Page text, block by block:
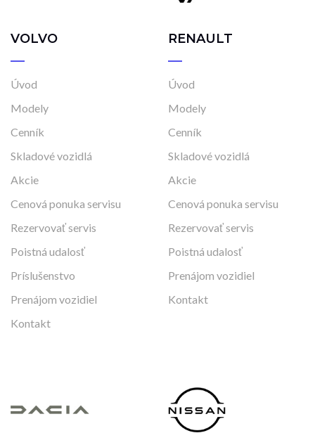
VOLVO
Úvod
Modely
Cenník
Skladové vozidlá
Akcie
Cenová ponuka servisu
Rezervovať servis
Poistná udalosť
Príslušenstvo
Prenájom vozidiel
Kontakt
RENAULT
Úvod
Modely
Cenník
Skladové vozidlá
Akcie
Cenová ponuka servisu
Rezervovať servis
Poistná udalosť
Prenájom vozidiel
Kontakt